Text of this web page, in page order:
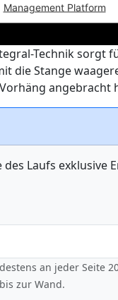
Management Platform
Technik sorgt
die Stange
angebracht
des Laufs exklusive
an jeder Seite
zur Wand.